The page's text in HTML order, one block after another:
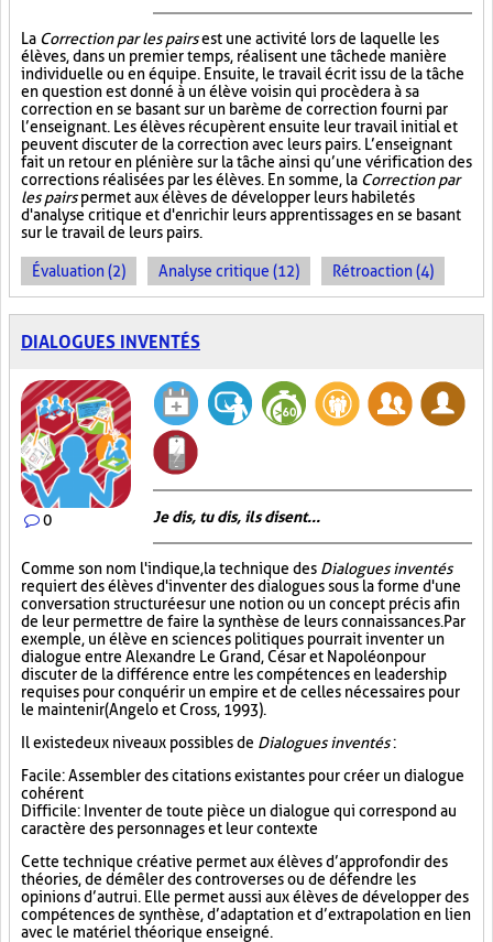
La Correction par les pairsest une activité lors de laquelle les
élèves, dans un premier temps, réalisent une tâche de manière
individuelle ou en équipe. Ensuite, le travail écrit issu de la tâche
en question est donné à un élève voisin qui procèdera à sa
correction en se basant sur un barème de correction fourni par
l’enseignant. Les élèves récupèrent ensuite leur travail initial et
peuvent discuter de la correction avec leurs pairs. L’enseignant
fait un retour en plénière sur la tâche ainsi qu’une vérification des
corrections réalisées par les élèves. En somme, la Correction par
les pairspermet aux élèves de développer leurs habiletés
d'analyse critique et d'enrichir leurs apprentissages en se basant
sur le travail de leurs pairs.
Évaluation (2) Analyse critique (12) Rétroaction (4)
DIALOGUES INVENTÉS
0 Je dis, tu dis, ils disent...
Comme son nom l'indique, la technique des Dialogues inventés
requiert des élèves d'inventer des dialogues sous la forme d'une
conversation structurée sur une notion ou un concept précis afin
de leur permettre de faire la synthèse de leurs connaissances. Par
exemple, un élève en sciences politiques pourrait inventer un
dialogue entre Alexandre Le Grand, César et Napoléon pour
discuter de la différence entre les compétences en leadership
requises pour conquérir un empire et de celles nécessaires pour
le maintenir (Angelo et Cross, 1993).
Il existe deux niveaux possibles de Dialogues inventés:
Facile : Assembler des citations existantes pour créer un dialogue
cohérent
Difficile : Inventer de toute pièce un dialogue qui correspond au
caractère des personnages et leur contexte
Cette technique créative permet aux élèves d’approfondir des
théories, de démêler des controverses ou de défendre les
opinions d’autrui. Elle permet aussi aux élèves de développer des
compétences de synthèse, d’adaptation et d’extrapolation en lien
avec le matériel théorique enseigné.